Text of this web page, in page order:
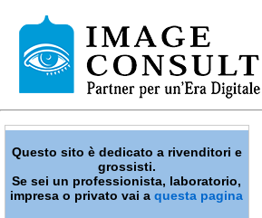
Questo sito è dedicato a rivenditori e
grossisti.
Se sei un professionista, laboratorio,
impresa o privato vai aquesta pagina